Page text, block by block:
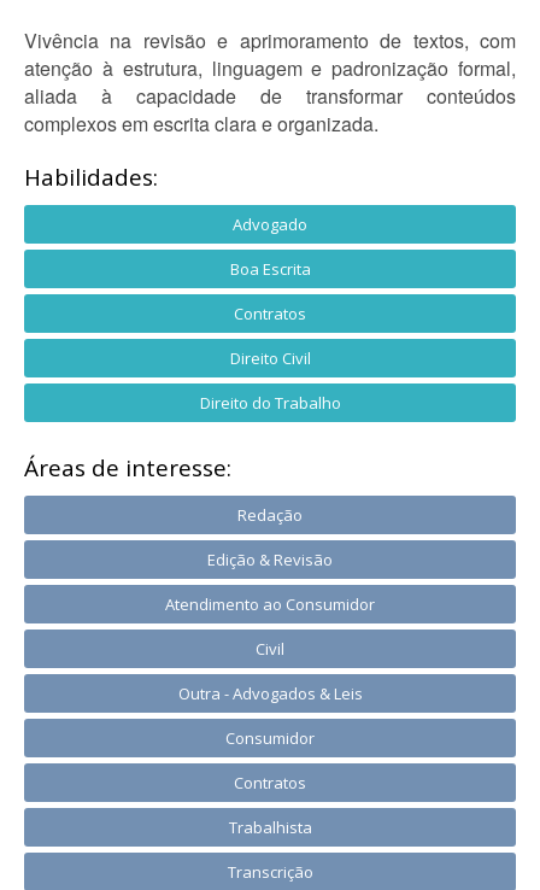
Vivência na revisão e aprimoramento de textos, com
atenção à estrutura, linguagem e padronização formal,
aliada à capacidade de transformar conteúdos
complexos em escrita clara e organizada.
Habilidades:
Advogado
Boa Escrita
Contratos
Direito Civil
Direito do Trabalho
Áreas de interesse:
Redação
Edição & Revisão
Atendimento ao Consumidor
Civil
Outra - Advogados & Leis
Consumidor
Contratos
Trabalhista
Transcrição